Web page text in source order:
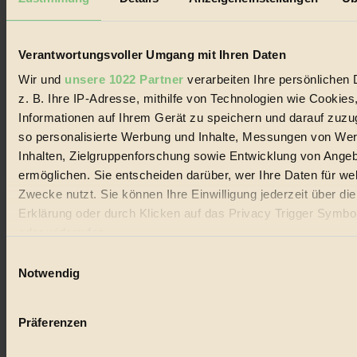
Verantwortungsvoller Umgang mit Ihren Daten
Wir und unsere 1022 Partner verarbeiten Ihre persönlichen
z. B. Ihre IP-Adresse, mithilfe von Technologien wie
Informationen auf Ihrem Gerät zu speichern und darauf
so personalisierte Werbung und Inhalte, Messungen von
Inhalten, Zielgruppenforschung sowie Entwicklung von
ermöglichen. Sie entscheiden darüber, wer Ihre Daten für
Zwecke nutzt. Sie können Ihre Einwilligung jederzeit über
Erklärung oder durch Klicken auf das Privacy Trigger
Wenn Sie es erlauben, würden wir auch gerne:
Ihr Gerät durch aktives Scannen nach bestimmten
Notwendig
Präferenzen
Biorama steht für einen nachhaltigen Lebensstil und bewussten
Lebenswandel. Es ist eine moderne Plattform für Ideen, Menschen
Handels mit Bioprodukten, des Fair-Trade sowie der Branche
alternativer Energien.
Social Media
22.601 Fans auf Facebook
3.415 Follower auf Twitter
Folge uns auf Instagram
Themen
Bio
Vegan